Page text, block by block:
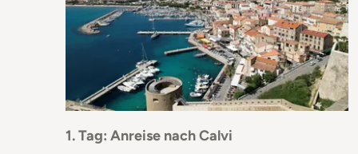
1. Tag: Anreise nach Calvi